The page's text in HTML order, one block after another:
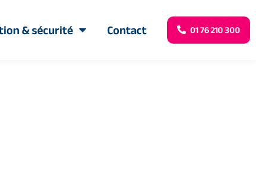
& sécurité Contact 01 76 210 300